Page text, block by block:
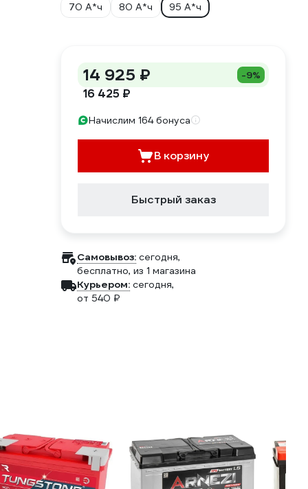
70 А*ч
80 А*ч 95 А*ч
14 925 ₽ -9%
16 425 ₽
Начислим 164 бонуса
В корзину
Быстрый заказ
Самовывоз: сегодня,
бесплатно, из 1 магазина
Курьером: сегодня,
от 540 ₽